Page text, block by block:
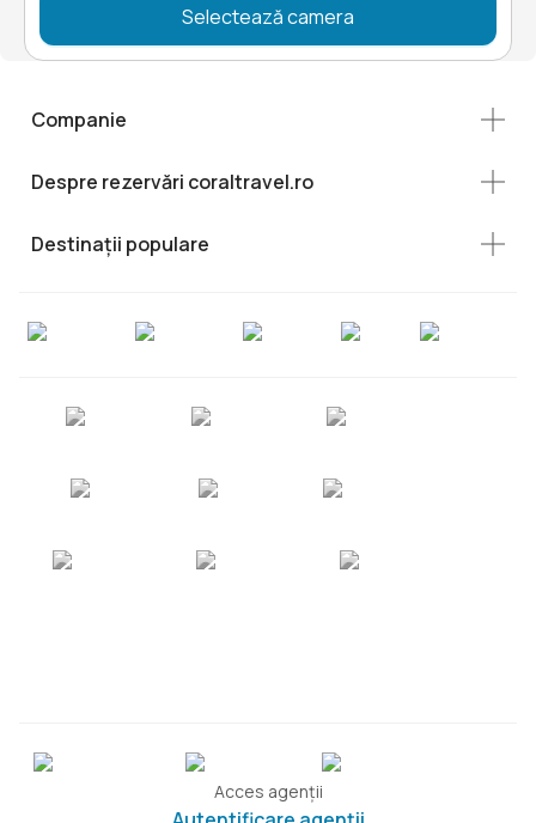
Selectează camera
Companie
Despre rezervări coraltravel.ro
Destinații populare
Acces agenții